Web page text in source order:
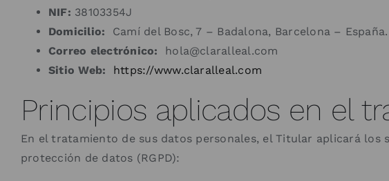
NIF: 38103354J
Domicilio: Camí del Bosc, 7 – Badalona, Barcelona – España.
Correo electrónico: hola@claralleal.com
Sitio Web:
https://www.claralleal.com
Principios aplicados en el
En el tratamiento de sus datos personales, el Titular aplicará los
protección de datos (RGPD):